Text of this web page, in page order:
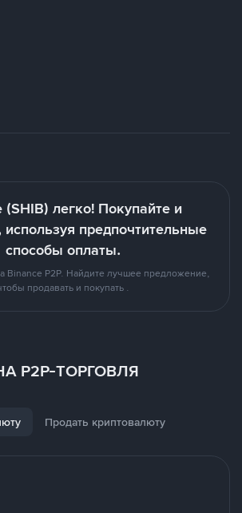
(SHIB) легко! Покупайте и
используя предпочтительные
способы оплаты.
Binance P2P. Найдите лучшее предложение,
продавать и покупать .
P2P-ТОРГОВЛЯ
Продать криптовалюту